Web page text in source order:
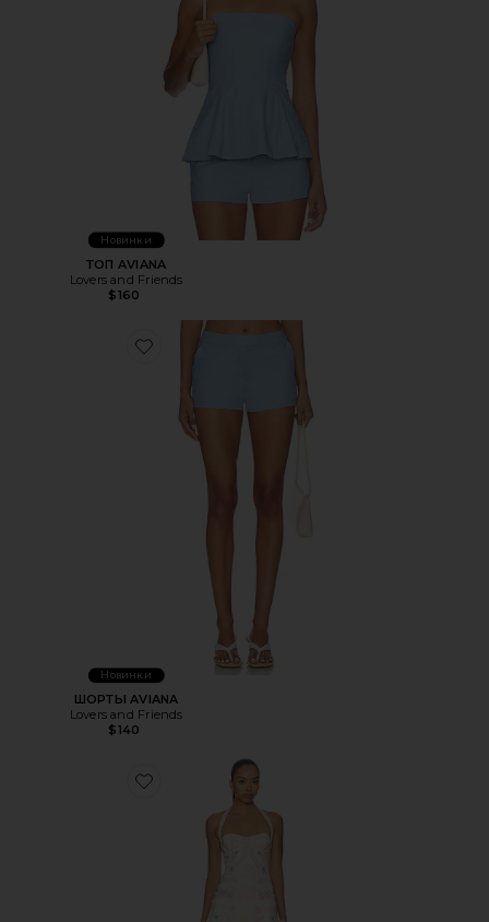
Новинки
ТОП AVIANA
Lovers and Friends
$160
Favorite ШОРТЫ AVIANA
Новинки
ШОРТЫ AVIANA
Lovers and Friends
$140
Favorite ПЛАТЬЕ AMELIE